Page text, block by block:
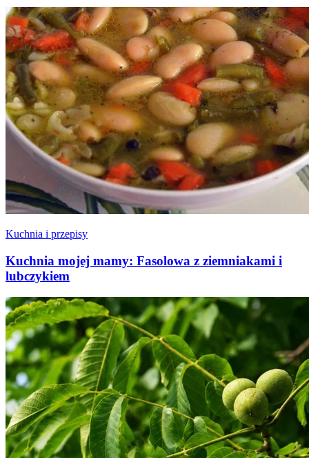
Kuchnia i przepisy
Kuchnia mojej mamy: Fasolowa z ziemniakami i
lubczykiem